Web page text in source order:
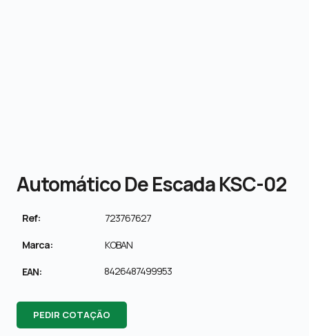
Automático De Escada KSC-02
Ref: 723767627
Marca: KOBAN
EAN: 8426487499953
PEDIR COTAÇÃO